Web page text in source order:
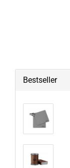
Bestseller